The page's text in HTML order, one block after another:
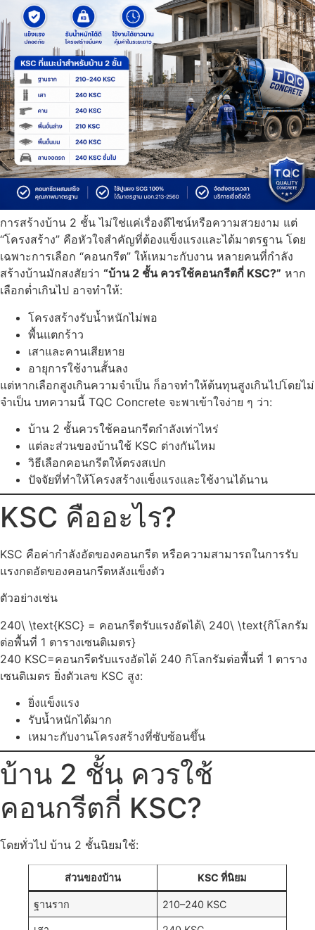
การสร้างบ้าน 2 ชั้น ไม่ใช่แค่เรื่องดีไซน์หรือความสวยงาม แต่
“โครงสร้าง” คือหัวใจสำคัญที่ต้องแข็งแรงและได้มาตรฐาน โดย
เฉพาะการเลือก “คอนกรีต” ให้เหมาะกับงาน หลายคนที่กำลัง
สร้างบ้านมักสงสัยว่า “บ้าน 2 ชั้น ควรใช้คอนกรีตกี่ KSC?” หาก
เลือกต่ำเกินไป อาจทำให้:
โครงสร้างรับน้ำหนักไม่พอ
พื้นแตกร้าว
เสาและคานเสียหาย
อายุการใช้งานสั้นลง
แต่หากเลือกสูงเกินความจำเป็น ก็อาจทำให้ต้นทุนสูงเกินไปโดยไม่
จำเป็น บทความนี้ TQC Concrete จะพาเข้าใจง่าย ๆ ว่า:
บ้าน 2 ชั้นควรใช้คอนกรีตกำลังเท่าไหร่
แต่ละส่วนของบ้านใช้ KSC ต่างกันไหม
วิธีเลือกคอนกรีตให้ตรงสเปก
ปัจจัยที่ทำให้โครงสร้างแข็งแรงและใช้งานได้นาน
KSC คืออะไร?
KSC คือค่ากำลังอัดของคอนกรีต หรือความสามารถในการรับ
แรงกดอัดของคอนกรีตหลังแข็งตัว
ตัวอย่างเช่น
240\ \text{KSC} = คอนกรีตรับแรงอัดได้\ 240\ \text{กิโลกรัม
ต่อพื้นที่ 1 ตารางเซนติเมตร}
240 KSC=คอนกรีตรับแรงอัดได้ 240 กิโลกรัมต่อพื้นที่ 1 ตาราง
เซนติเมตร ยิ่งตัวเลข KSC สูง:
ยิ่งแข็งแรง
รับน้ำหนักได้มาก
เหมาะกับงานโครงสร้างที่ซับซ้อนขึ้น
บ้าน 2 ชั้น ควรใช้
คอนกรีตกี่ KSC?
โดยทั่วไป บ้าน 2 ชั้นนิยมใช้:
ส่วนของบ้าน KSC ที่นิยม
ฐานราก 210–240 KSC